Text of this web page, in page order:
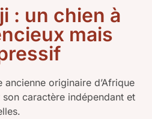
: un chien à
mais
ancienne originaire d’Afrique
caractère indépendant et